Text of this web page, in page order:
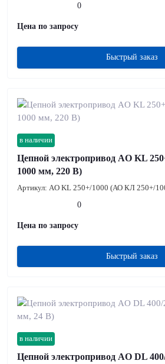
0
Цена по запросу
Быстрый заказ
в наличии
Цепной электропривод AO KL
1000 мм, 220 В)
Артикул: AO KL 250+/1000 (АО КЛ 250+/
0
Цена по запросу
Быстрый заказ
в наличии
Цепной электропривод AO DL